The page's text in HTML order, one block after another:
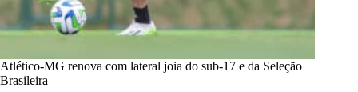
Atlético-MG renova com lateral joia do sub-17 e da Seleção
Brasileira